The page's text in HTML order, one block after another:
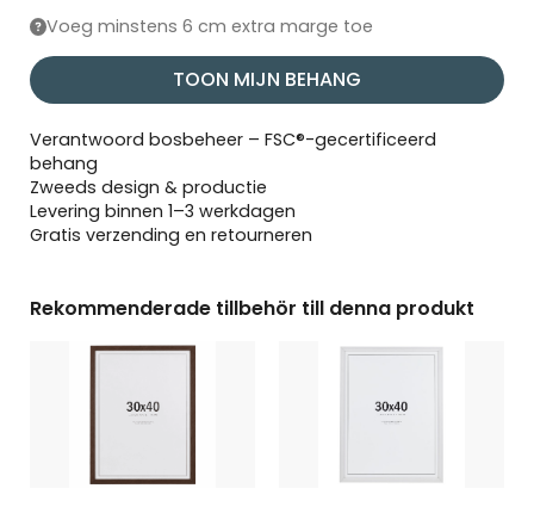
Voeg minstens 6 cm extra marge toe
TOON MIJN BEHANG
Verantwoord bosbeheer – FSC®-gecertificeerd
behang
Zweeds design & productie
Levering binnen 1–3 werkdagen
Gratis verzending en retourneren
Rekommenderade tillbehör till denna produkt